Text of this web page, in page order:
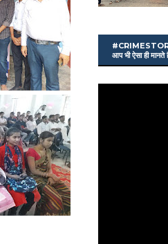
आप भी ऐसा ही